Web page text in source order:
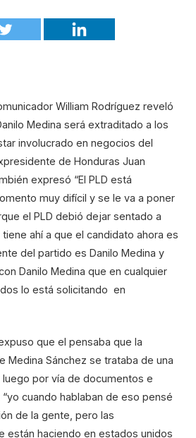
William Rodríguez reveló
Medina será extraditado a los
involucrado en negocios del
de Honduras Juan
expresó “El PLD está
muy difícil y se le va a poner
el PLD debió dejar sentado a
ahí a que el candidato ahora es
del partido es Danilo Medina y
Danilo Medina que en cualquier
lo está solicitando en
que el pensaba que la
Medina Sánchez se trataba de una
por vía de documentos e
cuando hablaban de eso pensé
de la gente, pero las
están haciendo en estados unidos